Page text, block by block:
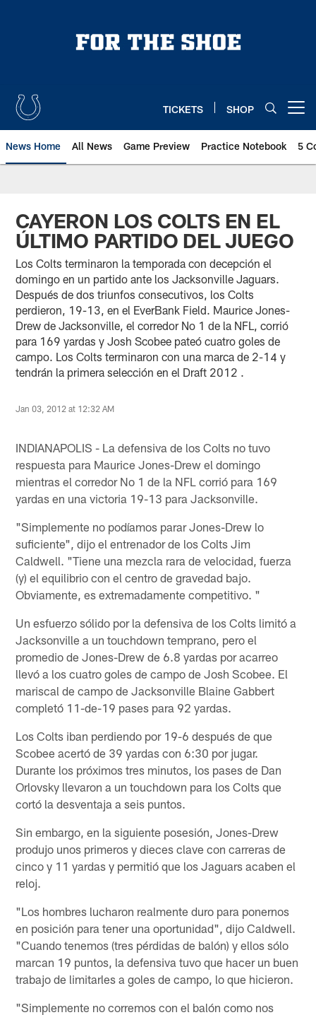
TICKETS SHOP
News Home All News Game Preview Practice Notebook 5
CAYERON LOS COLTS EN EL
ÚLTIMO PARTIDO DEL JUEGO
Los Colts terminaron la temporada con decepción el
domingo en un partido ante los Jacksonville Jaguars.
Después de dos triunfos consecutivos, los Colts
perdieron, 19-13, en el EverBank Field. Maurice Jones-
Drew de Jacksonville, el corredor No 1 de la NFL, corrió
para 169 yardas y Josh Scobee pateó cuatro goles de
campo. Los Colts terminaron con una marca de 2-14 y
tendrán la primera selección en el Draft 2012 .
Jan 03, 2012 at 12:32 AM
INDIANAPOLIS - La defensiva de los Colts no tuvo
respuesta para Maurice Jones-Drew el domingo
mientras el corredor No 1 de la NFL corrió para 169
yardas en una victoria 19-13 para Jacksonville.
"Simplemente no podíamos parar Jones-Drew lo
suficiente", dijo el entrenador de los Colts Jim
Caldwell. "Tiene una mezcla rara de velocidad, fuerza
(y) el equilibrio con el centro de gravedad bajo.
Obviamente, es extremadamente competitivo. "
Un esfuerzo sólido por la defensiva de los Colts limitó a
Jacksonville a un touchdown temprano, pero el
promedio de Jones-Drew de 6.8 yardas por acarreo
llevó a los cuatro goles de campo de Josh Scobee. El
mariscal de campo de Jacksonville Blaine Gabbert
completó 11-de-19 pases para 92 yardas.
Los Colts iban perdiendo por 19-6 después de que
Scobee acertó de 39 yardas con 6:30 por jugar.
Durante los próximos tres minutos, los pases de Dan
Orlovsky llevaron a un touchdown para los Colts que
cortó la desventaja a seis puntos.
Sin embargo, en la siguiente posesión, Jones-Drew
produjo unos primeros y dieces clave con carreras de
cinco y 11 yardas y permitió que los Jaguars acaben el
reloj.
"Los hombres lucharon realmente duro para ponernos
en posición para tener una oportunidad", dijo Caldwell.
"Cuando tenemos (tres pérdidas de balón) y ellos sólo
marcan 19 puntos, la defensiva tuvo que hacer un buen
trabajo de limitarles a goles de campo, lo que hicieron.
"Simplemente no corremos con el balón como nos